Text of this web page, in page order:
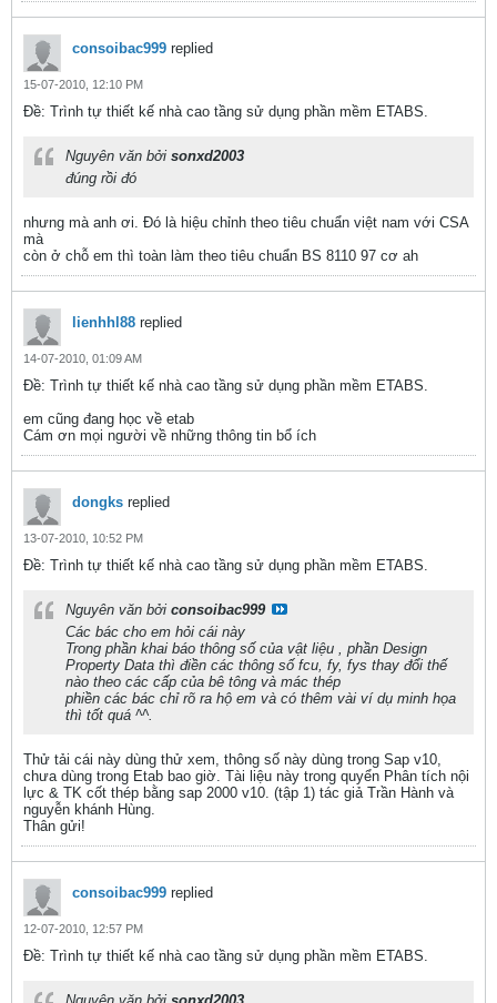
consoibac999 replied
15-07-2010, 12:10 PM
Ðề: Trình tự thiết kế nhà cao tầng sử dụng phần mềm ETABS.
Nguyên văn bởi sonxd2003
đúng rồi đó
nhưng mà anh ơi. Đó là hiệu chỉnh theo tiêu chuẩn việt nam với CSA
mà
còn ở chỗ em thì toàn làm theo tiêu chuẩn BS 8110 97 cơ ah
lienhhl88 replied
14-07-2010, 01:09 AM
Ðề: Trình tự thiết kế nhà cao tầng sử dụng phần mềm ETABS.
em cũng đang học về etab
Cám ơn mọi người về những thông tin bổ ích
dongks replied
13-07-2010, 10:52 PM
Ðề: Trình tự thiết kế nhà cao tầng sử dụng phần mềm ETABS.
Nguyên văn bởi consoibac999
Các bác cho em hỏi cái này
Trong phần khai báo thông số của vật liệu , phần Design
Property Data thì điền các thông số fcu, fy, fys thay đổi thế
nào theo các cấp của bê tông và mác thép
phiền các bác chỉ rõ ra hộ em và có thêm vài ví dụ minh họa
thì tốt quá ^^.
Th­ử tải cái này dùng thử xem, thông số này dùng trong Sap v10,
chưa dùng trong Etab bao giờ. Tài liệu này trong quyển Phân tích nội
lực & TK cốt thép bằng sap 2000 v10. (tập 1) tác giả Trần Hành và
nguyễn khánh Hùng.
Thân gửi!
consoibac999 replied
12-07-2010, 12:57 PM
Ðề: Trình tự thiết kế nhà cao tầng sử dụng phần mềm ETABS.